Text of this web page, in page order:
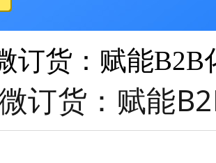
订货：赋能
订货：赋能